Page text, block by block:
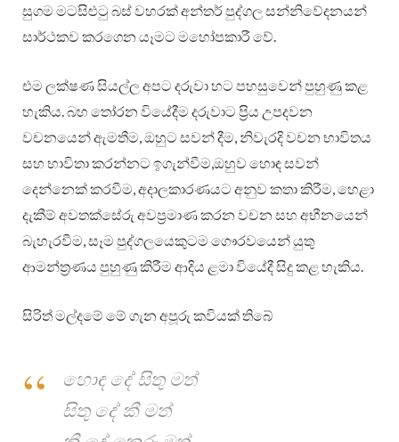
සුගම මටසිළුටු බස් වහරක් අන්තර් පුද්ගල සන්නිවේදනයන්
සාර්ථකව කරගෙන යෑමට මහෝපකාරී වේ.
එම ලක්ෂණ සියල්ල අපට දරුවා හට පහසුවෙන් පුහුණු කළ
හැකිය. බහ තෝරන වියේදීම දරුවාට ප්‍රිය උපදවන
වචනයෙන් ඇමතීම, ඔහුට සවන් දීම, නිවැරදි වචන භාවිතය
සහ භාවිතා කරන්නට ඉගැන්වීම,ඔහුව හොඳ සවන්
දෙන්නෙක් කරවීම, අදාලකාරණයට අනුව කතා කිරීම, හෙළා
දැකීම් අවතක්සේරු අවප්‍රමාණ කරන වචන සහ අභීනයෙන්
බැහැරවීම, සෑම පුද්ගලයෙකුටම ගෞරවයෙන් යුතු
ආමන්ත්‍රණය පුහුණු කිරීම ආදිය ළමා වියේදී සිදු කළ හැකිය.
සිරිත් මල්දමේ මේ ගැන අපූරු කවියක් තිබේ
හොඳ දේ සිතු මත්
සිතු දේ කී මත්